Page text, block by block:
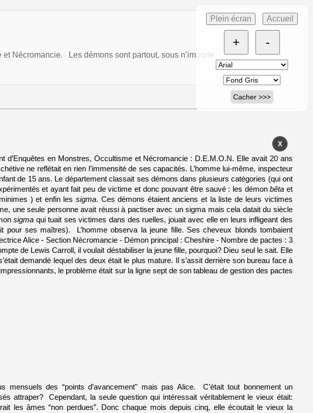
Plein écran Accueil
+ -
Cacher >>>
Nécromancie. Les démons sont partout, sous n’importe
X
d’Enquêtes en Monstres, Occultisme et Nécromancie : D.E.M.O.N. Elle avait 20 ans
ne reflétait en rien l’immensité de ses capacités. L’homme lui-même, inspecteur
de 15 ans. Le département classait ses démons dans plusieurs catégories (qui ont
et ayant fait peu de victime et donc pouvant être sauvé : les démon bêta
) et enfin les sigma. Ces démons étaient anciens et la liste de leurs victimes
une seule personne avait réussi à pactiser avec un sigma mais cela datait du siècle
sigma qui tuait ses victimes dans des ruelles, jouait avec elle en leurs infligeant des
ses maîtres).  L’homme observa la jeune fille. Ses cheveux blonds tombaient
Alice - Section Nécromancie - Démon principal : Cheshire - Nombre de pactes : 3
de Lewis Carroll, il voulait déstabiliser la jeune fille, pourquoi? Dieu seul le sait. Elle
demandé lequel des deux était le plus mature. Il s’assit derrière son bureau face à
le problème était sur la ligne sept de son tableau de gestion des pactes
des “points d’avancement" mais pas Alice.  C’était tout bonnement un
attraper?  Cependant, la seule question qui intéressait véritablement le vieux était:
les âmes “non perdues”. Donc chaque mois depuis cinq, elle écoutait le vieux la